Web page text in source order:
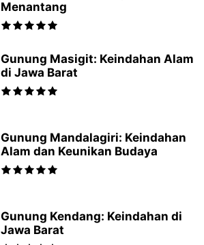
Menantang
Gunung Masigit: Keindahan Alam
di Jawa Barat
Gunung Mandalagiri: Keindahan
Alam dan Keunikan Budaya
Gunung Kendang: Keindahan di
Jawa Barat